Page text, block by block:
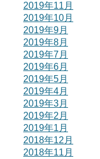
2019年11月
2019年10月
2019年9月
2019年8月
2019年7月
2019年6月
2019年5月
2019年4月
2019年3月
2019年2月
2019年1月
2018年12月
2018年11月